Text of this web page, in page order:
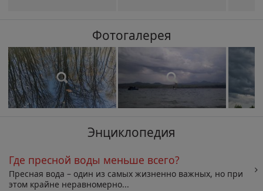
Фотогалерея
Энциклопедия
Где пресной воды меньше всего?
Пресная вода – один из самых жизненно важных, но при
этом крайне неравномерно...